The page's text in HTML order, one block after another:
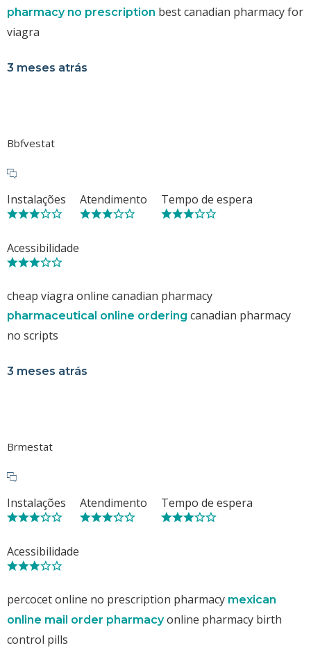
pharmacy no prescription best canadian pharmacy for
viagra
3 meses atrás
Bbfvestat
Instalações Atendimento Tempo de espera
Acessibilidade
cheap viagra online canadian pharmacy
pharmaceutical online ordering canadian pharmacy
no scripts
3 meses atrás
Brmestat
Instalações Atendimento Tempo de espera
Acessibilidade
percocet online no prescription pharmacy mexican
online mail order pharmacyonline pharmacy birth
control pills